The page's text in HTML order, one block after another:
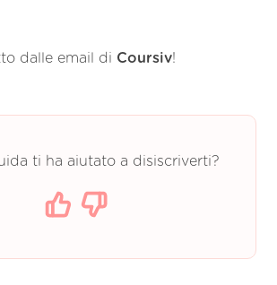
dalle email di Coursiv!
ti ha aiutato a disiscriverti?